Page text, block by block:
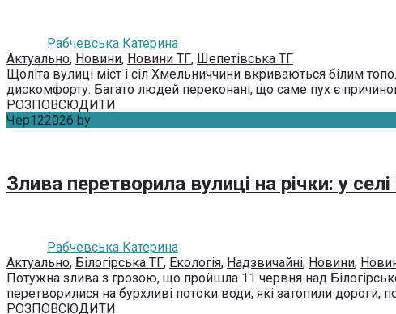
Рабчевська Катерина
Актуально, Новини, Новини ТГ, Шепетівська ТГ
Щоліта вулиці міст і сіл Хмельниччини вкриваються білим
дискомфорту. Багато людей переконані, що саме пух є
РОЗПОВСЮДИТИ
Чер122026 by
Злива перетворила вулиці на річки: у
Рабчевська Катерина
Актуально, Білогірська ТГ, Екологія, Надзвичайні, Новини,
Потужна злива з грозою, що пройшла 11 червня над
перетворилися на бурхливі потоки води, які затопили дороги,
РОЗПОВСЮДИТИ